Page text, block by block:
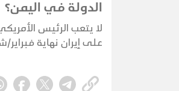
الدولة في اليمن؟
لا يتعب الرئيس
على إيران نهاية